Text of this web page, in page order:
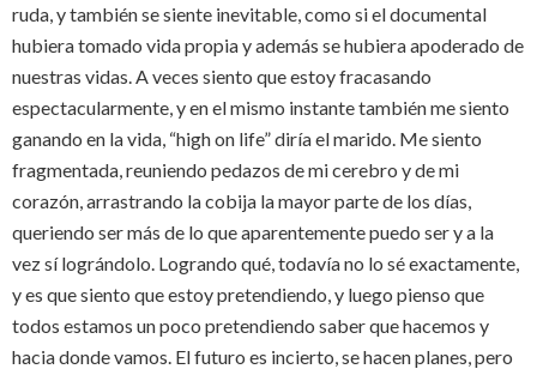
ruda, y también se siente inevitable, como si el documental
hubiera tomado vida propia y además se hubiera apoderado de
nuestras vidas. A veces siento que estoy fracasando
espectacularmente, y en el mismo instante también me siento
ganando en la vida, “high on life” diría el marido. Me siento
fragmentada, reuniendo pedazos de mi cerebro y de mi
corazón, arrastrando la cobija la mayor parte de los días,
queriendo ser más de lo que aparentemente puedo ser y a la
vez sí lográndolo. Logrando qué, todavía no lo sé exactamente,
y es que siento que estoy pretendiendo, y luego pienso que
todos estamos un poco pretendiendo saber que hacemos y
hacia donde vamos. El futuro es incierto, se hacen planes, pero